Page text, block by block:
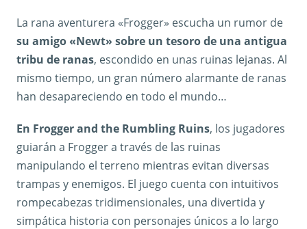
La rana aventurera «Frogger» escucha un rumor de
su amigo «Newt» sobre un tesoro de una antigua
tribu de ranas, escondido en unas ruinas lejanas. Al
mismo tiempo, un gran número alarmante de ranas
han desapareciendo en todo el mundo…
En Frogger and the Rumbling Ruins, los jugadores
guiarán a Frogger a través de las ruinas
manipulando el terreno mientras evitan diversas
trampas y enemigos. El juego cuenta con intuitivos
rompecabezas tridimensionales, una divertida y
simpática historia con personajes únicos a lo largo